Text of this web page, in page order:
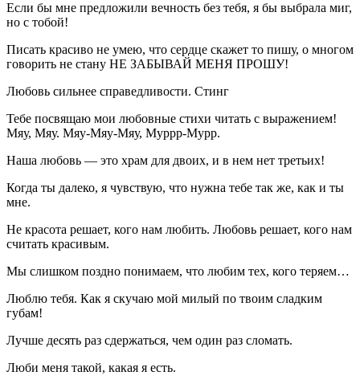
Если бы мне предложили вечность без тебя, я бы выбрала миг,
но с тобой!
Писать красиво не умею, что сердце скажет то пишу, о многом
говорить не стану НЕ ЗАБЫВАЙ МЕНЯ ПРОШУ!
Любовь сильнее справедливости. Стинг
Тебе посвящаю мои любовные стихи читать с выражением!
Мяу, Мяу. Мяу-Мяу-Мяу, Муррр-Мурр.
Наша любовь — это храм для двоих, и в нем нет третьих!
Когда ты далеко, я чувствую, что нужна тебе так же, как и ты
мне.
Не красота решает, кого нам любить. Любовь решает, кого нам
считать красивым.
Мы слишком поздно понимаем, что любим тех, кого теряем…
Люблю тебя. Как я скучаю мой милый по твоим сладким
губам!
Лучше десять раз сдержаться, чем один раз сломать.
Люби меня такой, какая я есть.